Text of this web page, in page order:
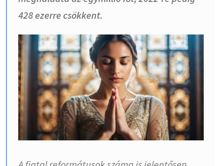
428 ezerre csökkent.